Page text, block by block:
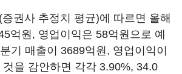
권사 추정치 평균)에 따르면 올해
억원, 영업이익은 58억원으로 예
기 매출이 3689억원, 영업이익이
을 감안하면 각각 3.90%, 34.0